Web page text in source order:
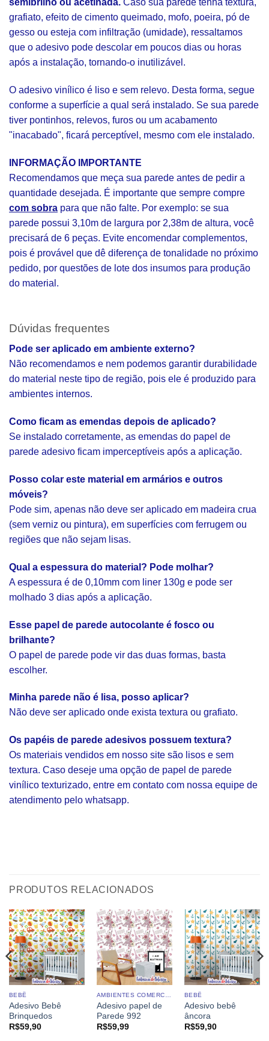
semibrilho ou acetinada. Caso sua parede tenha textura,
grafiato, efeito de cimento queimado, mofo, poeira, pó de
gesso ou esteja com infiltração (umidade), ressaltamos
que o adesivo pode descolar em poucos dias ou horas
após a instalação, tornando-o inutilizável.
O adesivo vinílico é liso e sem relevo. Desta forma, segue
conforme a superfície a qual será instalado. Se sua parede
tiver pontinhos, relevos, furos ou um acabamento
"inacabado", ficará perceptível, mesmo com ele instalado.
INFORMAÇÃO IMPORTANTE
Recomendamos que meça sua parede antes de pedir a
quantidade desejada. É importante que sempre compre
com sobra para que não falte. Por exemplo: se sua
parede possui 3,10m de largura por 2,38m de altura, você
precisará de 6 peças. Evite encomendar complementos,
pois é provável que dê diferença de tonalidade no próximo
pedido, por questões de lote dos insumos para produção
do material.
Dúvidas frequentes
Pode ser aplicado em ambiente externo?
Não recomendamos e nem podemos garantir durabilidade
do material neste tipo de região, pois ele é produzido para
ambientes internos.
Como ficam as emendas depois de aplicado?
Se instalado corretamente, as emendas do papel de
parede adesivo ficam imperceptíveis após a aplicação.
Posso colar este material em armários e outros
móveis?
Pode sim, apenas não deve ser aplicado em madeira crua
(sem verniz ou pintura), em superfícies com ferrugem ou
regiões que não sejam lisas.
Qual a espessura do material? Pode molhar?
A espessura é de 0,10mm com liner 130g e pode ser
molhado 3 dias após a aplicação.
Esse papel de parede autocolante é fosco ou
brilhante?
O papel de parede pode vir das duas formas, basta
escolher.
Minha parede não é lisa, posso aplicar?
Não deve ser aplicado onde exista textura ou grafiato.
Os papéis de parede adesivos possuem textura?
Os materiais vendidos em nosso site são lisos e sem
textura. Caso deseje uma opção de papel de parede
vinílico texturizado, entre em contato com nossa equipe de
atendimento pelo whatsapp.
PRODUTOS RELACIONADOS
BEBÊ
Adesivo Bebê
Brinquedos
R$59,90
Adesivo papel de
Parede 992
R$59,99
BEBÊ
Adesivo bebê
âncora
R$59,90